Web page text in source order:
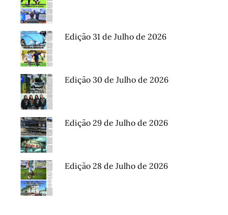
Edição 31 de Julho de 2026
Edição 30 de Julho de 2026
Edição 29 de Julho de 2026
Edição 28 de Julho de 2026